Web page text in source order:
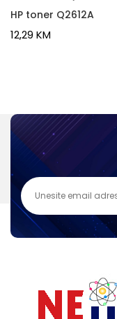
HP toner Q2612A
12,29 KM